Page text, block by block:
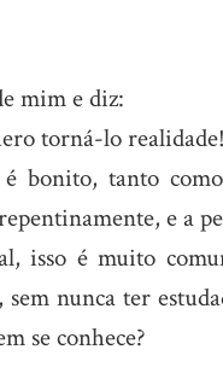
mim e diz:
torná-lo
bonito, tanto
e a
isso é muito
nunca ter
se conhece?